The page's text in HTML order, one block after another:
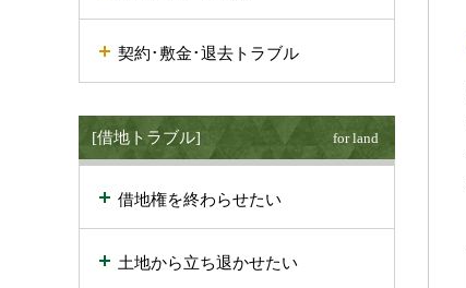
契約･敷金･退去トラブル
[借地トラブル] for land
借地権を終わらせたい
土地から立ち退かせたい